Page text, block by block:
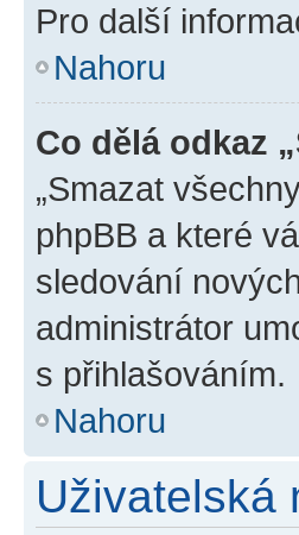
Pro další
Nahoru
Co dělá odkaz
„Smazat
phpBB a které
sledování
administrátor
s přihlašováním.
Nahoru
Uživatelská